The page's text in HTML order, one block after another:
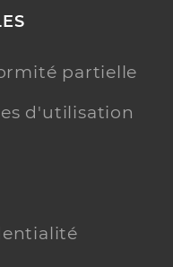
partielle
d'utilisation